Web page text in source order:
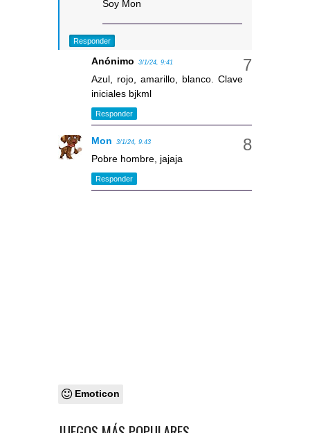
Soy Mon
Responder
Anónimo 3/1/24, 9:41
Azul, rojo, amarillo, blanco. Clave
iniciales bjkml
Responder
Mon 3/1/24, 9:43
Pobre hombre, jajaja
Responder
Emoticon